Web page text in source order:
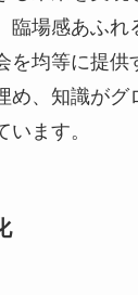
臨場感あふれ
を均等に提供
め、知識がグ
ます。